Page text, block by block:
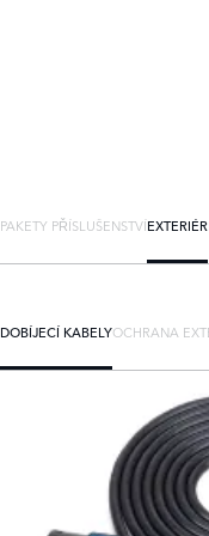
PAKETY PŘÍSLUŠENSTVÍEXTERIÉR
DOBÍJECÍ KABELYOCHRANA